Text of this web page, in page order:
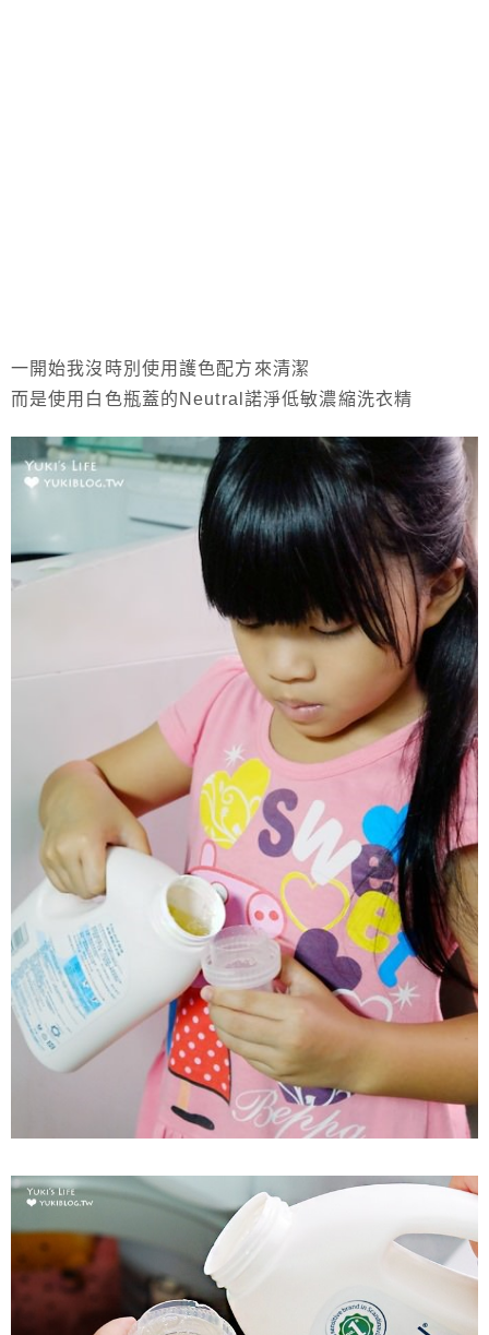
一開始我沒時別使用護色配方來清潔
而是使用白色瓶蓋的Neutral諾淨低敏濃縮洗衣精